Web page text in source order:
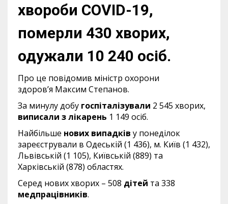
хвороби COVID-19,
померли 430 хворих,
одужали 10 240 осіб.
Про це повідомив міністр охорони
здоров’я Максим Степанов.
За минулу добу госпіталізували 2 545 хворих,
виписали з лікарень 1 149 осіб.
Найбільше нових випадків у понеділок
зареєстрували в Одеській (1 436), м. Київ (1 432),
Львівській (1 105), Київській (889) та
Харківській (878) областях.
Серед нових хворих – 508 дітей та 338
медпрацівників.